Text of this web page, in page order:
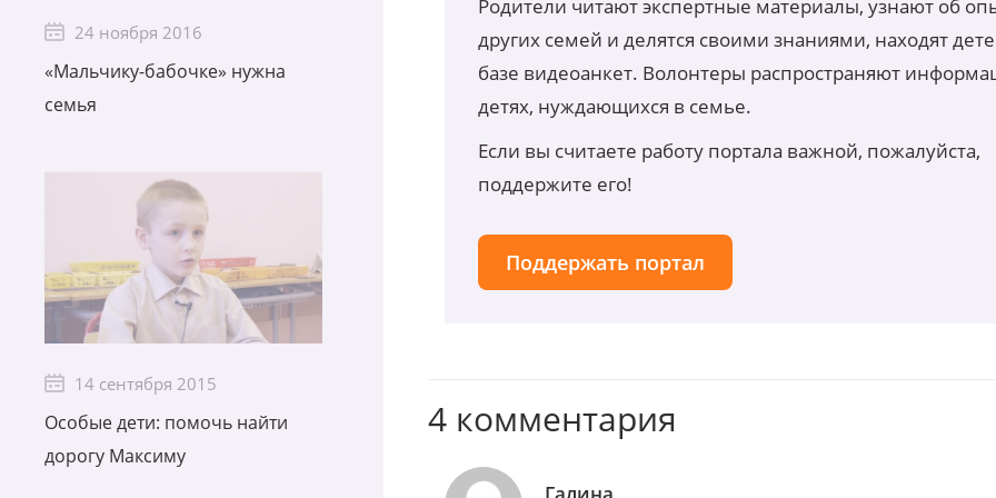
24 ноября 2016
«Мальчику-бабочке» нужна
семья
14 сентября 2015
Особые дети: помочь найти
дорогу Максиму
Родители читают экспертные материалы, узнают об
других семей и делятся своими знаниями, находят
базе видеоанкет. Волонтеры распространяют
детях, нуждающихся в семье.
Если вы считаете работу портала важной, пожалуйста,
поддержите его!
Поддержать портал
4 комментария